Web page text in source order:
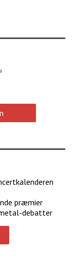
præmier
debatter